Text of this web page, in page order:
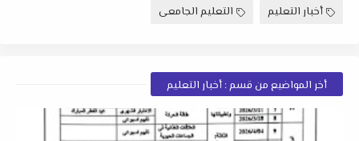
أخبار التعليم التعليم الجامعى
أخر المواضيع من قسم : أخبار التعليم